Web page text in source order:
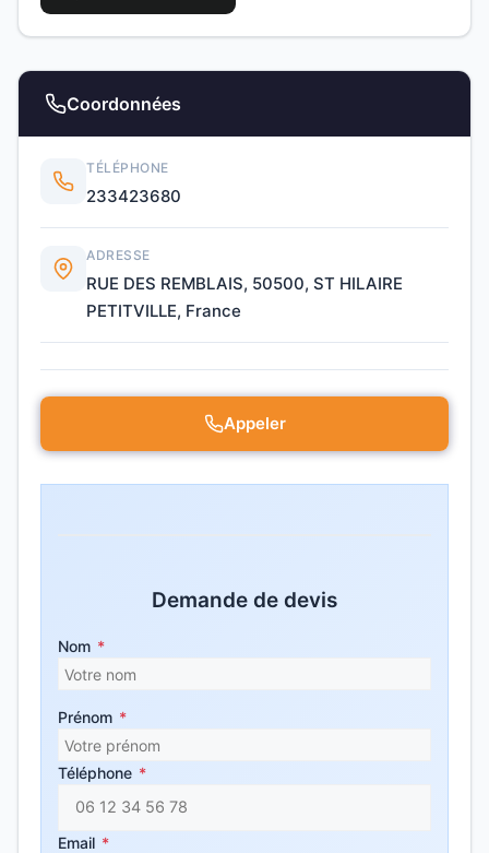
Coordonnées
TÉLÉPHONE
233423680
ADRESSE
RUE DES REMBLAIS, 50500, ST HILAIRE
PETITVILLE, France
Appeler
Demande de devis
Nom *
Prénom *
Téléphone *
Email *